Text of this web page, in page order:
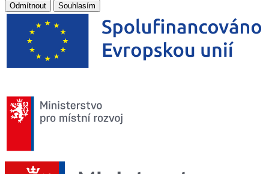
Odmítnout Souhlasím